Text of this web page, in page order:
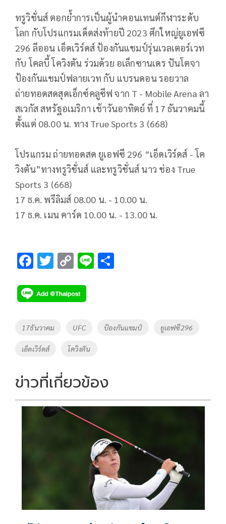
ทรูวิชั่นส์ ตอกย้ำการเป็นผู้นำคอนเทนต์กีฬาระดับ
โลก กับโปรแกรมเด็ดส่งท้ายปี 2023 ศึกใหญ่ยูเอฟซี
296 ลีออน เอ็ดเวิร์ดส์ ป้องกันแชมป์รุ่นเวลเตอร์เวท
กับ โคลบี้ โควิงตัน ร่วมด้วย อเล็กซานเดร ปันโตจา
ป้องกันแชมป์ฟลายเวท กับ แบรนดอน รอยวาล
ถ่ายทอดสดสุดเอ็กซ์คลูซีฟ จาก T - Mobile Arena ลา
สเวกัส สหรัฐอเมริกา เช้าวันอาทิตย์ ที่ 17 ธันวาคมนี้
ตั้งแต่ 08.00 น. ทาง True Sports 3 (668)
โปรแกรม ถ่ายทอดสด ยูเอฟซี 296 “เอ็ดเวิร์ดส์ - โค
วิงตัน”ทางทรูวิชั่นส์ และทรูวิชั่นส์ นาว ช่อง True
Sports 3 (668)
17 ธ.ค. พรีลิมส์ 08.00 น. - 10.00 น.
17 ธ.ค. เมน คาร์ด 10.00 น. - 13.00 น.
F
e
b
o
o
k
T
tt
er
C
p
y
Li
n
k
Li
Tags
17ธันวาคม UFC ป้องกันแชมป์ ยูเอฟซี296
เอ็ดเวิร์ดส์ โควิงตัน
ข่าวที่เกี่ยวข้อง